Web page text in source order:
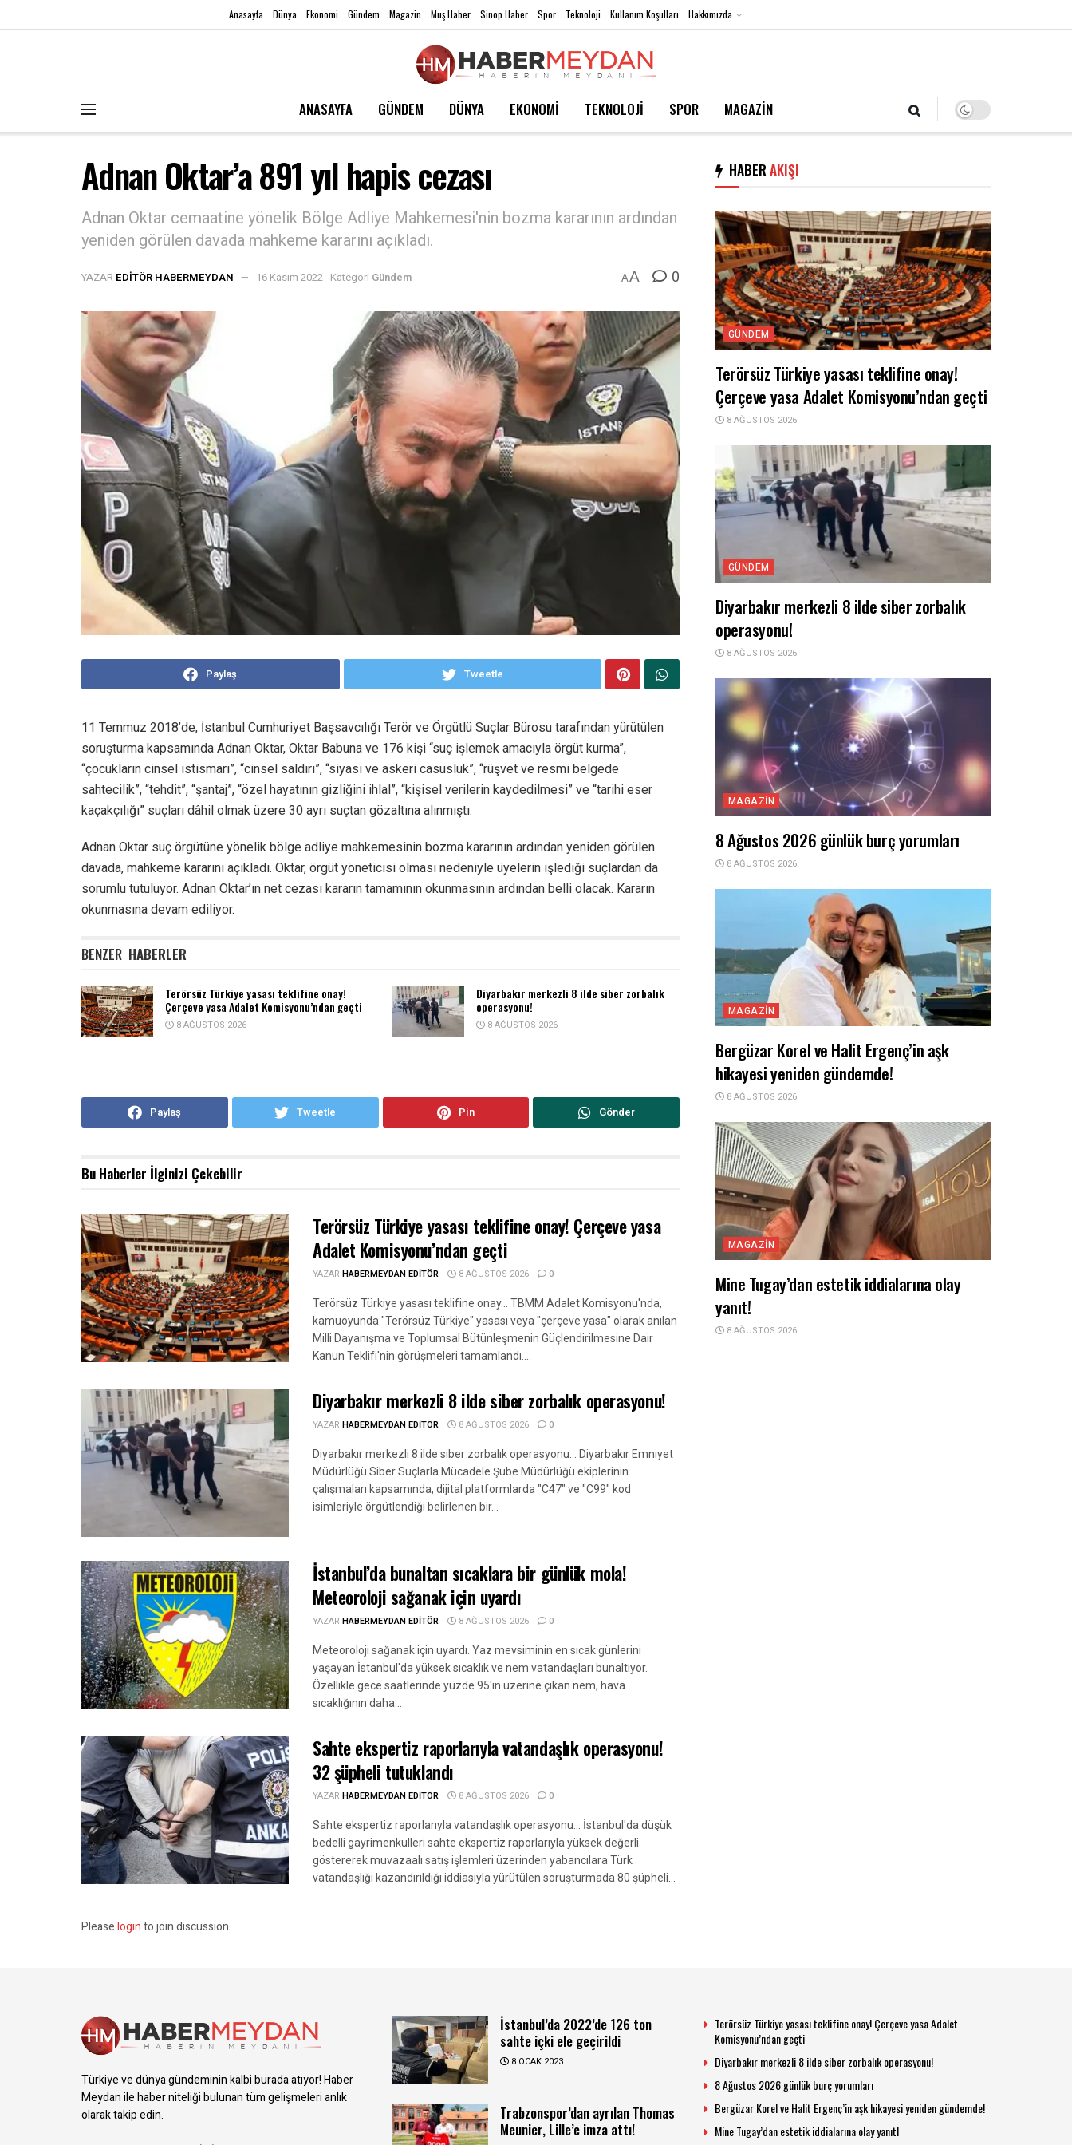
Anasayfa Dünya Ekonomi Gündem Magazin Muş Haber Sinop Haber Spor Teknoloji Kullanım Koşulları Hakkımızda
ANASAYFA GÜNDEM DÜNYA EKONOMİ TEKNOLOJİ SPOR MAGAZİN
Adnan Oktar’a 891 yıl hapis cezası
Adnan Oktar cemaatine yönelik Bölge Adliye Mahkemesi'nin bozma kararının ardından
yeniden görülen davada mahkeme kararını açıkladı.
YAZAR EDITÖR HABERMEYDAN 16 Kasım 2022 Kategori Gündem AA 0
Paylaş Tweetle
11 Temmuz 2018’de, İstanbul Cumhuriyet Başsavcılığı Terör ve Örgütlü Suçlar Bürosu tarafından yürütülen
soruşturma kapsamında Adnan Oktar, Oktar Babuna ve 176 kişi “suç işlemek amacıyla örgüt kurma”,
“çocukların cinsel istismarı”, “cinsel saldırı”, “siyasi ve askeri casusluk”, “rüşvet ve resmi belgede
sahtecilik”, “tehdit”, “şantaj”, “özel hayatının gizliğini ihlal”, “kişisel verilerin kaydedilmesi” ve “tarihi eser
kaçakçılığı” suçları dâhil olmak üzere 30 ayrı suçtan gözaltına alınmıştı.
Adnan Oktar suç örgütüne yönelik bölge adliye mahkemesinin bozma kararının ardından yeniden görülen
davada, mahkeme kararını açıkladı. Oktar, örgüt yöneticisi olması nedeniyle üyelerin işlediği suçlardan da
sorumlu tutuluyor. Adnan Oktar’ın net cezası kararın tamamının okunmasının ardından belli olacak. Kararın
okunmasına devam ediliyor.
BENZER HABERLER
Terörsüz Türkiye yasası teklifine onay!
Çerçeve yasa Adalet Komisyonu’ndan geçti
8 AĞUSTOS 2026
Diyarbakır merkezli 8 ilde siber zorbalık
operasyonu!
8 AĞUSTOS 2026
Paylaş Tweetle Pin Gönder
Bu Haberler İlginizi Çekebilir
Terörsüz Türkiye yasası teklifine onay! Çerçeve yasa
Adalet Komisyonu’ndan geçti
YAZAR HABERMEYDAN EDITÖR 8 AĞUSTOS 2026 0
Terörsüz Türkiye yasası teklifine onay... TBMM Adalet Komisyonu'nda,
kamuoyunda "Terörsüz Türkiye" yasası veya "çerçeve yasa" olarak anılan
Milli Dayanışma ve Toplumsal Bütünleşmenin Güçlendirilmesine Dair
Kanun Teklifi'nin görüşmeleri tamamlandı....
Diyarbakır merkezli 8 ilde siber zorbalık operasyonu!
YAZAR HABERMEYDAN EDITÖR 8 AĞUSTOS 2026 0
Diyarbakır merkezli 8 ilde siber zorbalık operasyonu... Diyarbakır Emniyet
Müdürlüğü Siber Suçlarla Mücadele Şube Müdürlüğü ekiplerinin
çalışmaları kapsamında, dijital platformlarda "C47" ve "C99" kod
isimleriyle örgütlendiği belirlenen bir...
İstanbul’da bunaltan sıcaklara bir günlük mola!
Meteoroloji sağanak için uyardı
YAZAR HABERMEYDAN EDITÖR 8 AĞUSTOS 2026 0
Meteoroloji sağanak için uyardı. Yaz mevsiminin en sıcak günlerini
yaşayan İstanbul'da yüksek sıcaklık ve nem vatandaşları bunaltıyor.
Özellikle gece saatlerinde yüzde 95'in üzerine çıkan nem, hava
sıcaklığının daha...
Sahte ekspertiz raporlarıyla vatandaşlık operasyonu!
32 şüpheli tutuklandı
YAZAR HABERMEYDAN EDITÖR 8 AĞUSTOS 2026 0
Sahte ekspertiz raporlarıyla vatandaşlık operasyonu... İstanbul'da düşük
bedelli gayrimenkulleri sahte ekspertiz raporlarıyla yüksek değerli
göstererek muvazaalı satış işlemleri üzerinden yabancılara Türk
vatandaşlığı kazandırıldığı iddiasıyla yürütülen soruşturmada 80 şüpheli...
Pleaseloginto join discussion
HABER AKIŞI
GÜNDEM
Terörsüz Türkiye yasası teklifine onay!
Çerçeve yasa Adalet Komisyonu’ndan geçti
8 AĞUSTOS 2026
GÜNDEM
Diyarbakır merkezli 8 ilde siber zorbalık
operasyonu!
8 AĞUSTOS 2026
MAGAZIN
8 Ağustos 2026 günlük burç yorumları
8 AĞUSTOS 2026
MAGAZIN
Bergüzar Korel ve Halit Ergenç’in aşk
hikayesi yeniden gündemde!
8 AĞUSTOS 2026
MAGAZIN
Mine Tugay’dan estetik iddialarına olay
yanıt!
8 AĞUSTOS 2026
Türkiye ve dünya gündeminin kalbi burada atıyor! Haber
Meydan ile haber niteliği bulunan tüm gelişmeleri anlık
olarak takip edin.
İstanbul’da 2022’de 126 ton
sahte içki ele geçirildi
8 OCAK 2023
Trabzonspor’dan ayrılan Thomas
Meunier, Lille’e imza attı!
Terörsüz Türkiye yasası teklifine onay! Çerçeve yasa Adalet
Komisyonu’ndan geçti
Diyarbakır merkezli 8 ilde siber zorbalık operasyonu!
8 Ağustos 2026 günlük burç yorumları
Bergüzar Korel ve Halit Ergenç’in aşk hikayesi yeniden gündemde!
Mine Tugay’dan estetik iddialarına olay yanıt!